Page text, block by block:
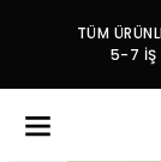
TÜM
5-7 İŞ